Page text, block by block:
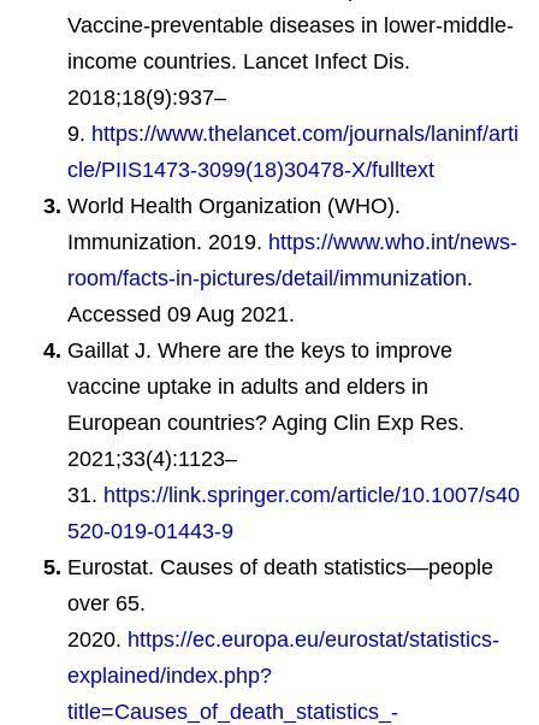
Vaccine-preventable diseases in lower-middle-
income countries. Lancet Infect Dis.
2018;18(9):937–
9. https://www.thelancet.com/journals/laninf/arti
cle/PIIS1473-3099(18)30478-X/fulltext
World Health Organization (WHO).
Immunization. 2019. https://www.who.int/news-
room/facts-in-pictures/detail/immunization.
Accessed 09 Aug 2021.
Gaillat J. Where are the keys to improve
vaccine uptake in adults and elders in
European countries? Aging Clin Exp Res.
2021;33(4):1123–
31. https://link.springer.com/article/10.1007/s40
520-019-01443-9
Eurostat. Causes of death statistics—people
over 65.
2020. https://ec.europa.eu/eurostat/statistics-
explained/index.php?
title=Causes_of_death_statistics_-